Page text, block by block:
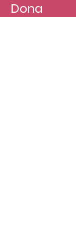
Dona